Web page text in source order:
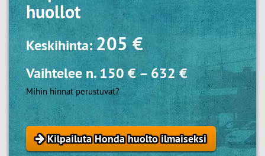
huollot
Keskihinta:205 €
Vaihtelee n.150 €–632 €
Mihin hinnat perustuvat?
Kilpailuta Honda huolto ilmaiseksi